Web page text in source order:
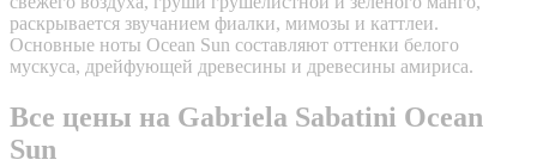
раскрывается звучанием фиалки, мимозы и каттлеи.
Основные ноты Ocean Sun составляют оттенки белого
мускуса, дрейфующей древесины и древесины амириса.
Все цены на Gabriela Sabatini Ocean
Sun